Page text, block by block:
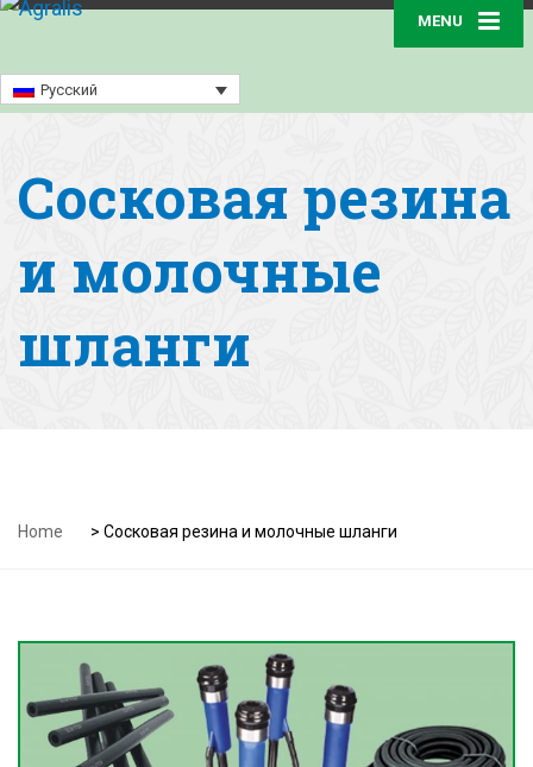
Русский
MENU
Сосковая резина
и молочные
шланги
Home > Сосковая резина и молочные шланги